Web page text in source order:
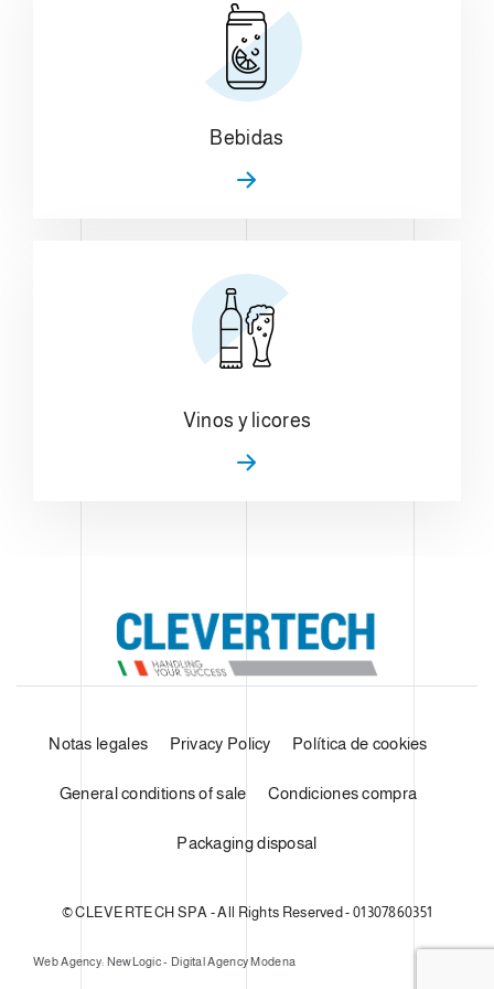
Bebidas
Vinos y licores
Notas legales Privacy Policy Política de cookies
General conditions of sale Condiciones compra
Packaging disposal
© CLEVERTECH SPA - All Rights Reserved - 01307860351
Web Agency: NewLogic - Digital Agency Modena